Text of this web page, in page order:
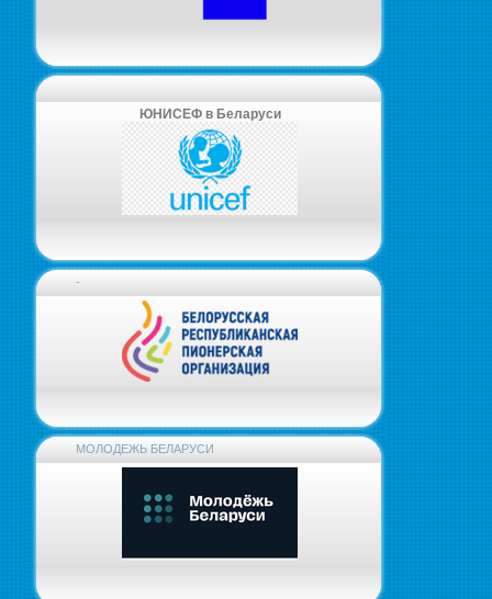
ЮНИСЕФ в Беларуси
-
МОЛОДЕЖЬ БЕЛАРУСИ